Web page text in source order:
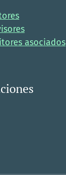
asociados